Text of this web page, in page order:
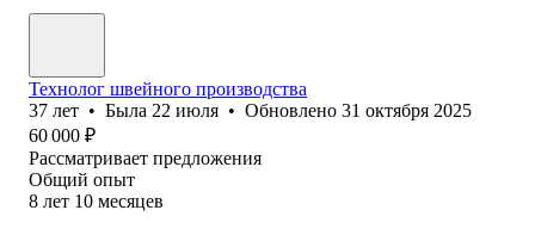
Технолог швейного производства
37 лет • Была 22 июля • Обновлено 31 октября 2025
60 000 ₽
Рассматривает предложения
Общий опыт
8 лет 10 месяцев